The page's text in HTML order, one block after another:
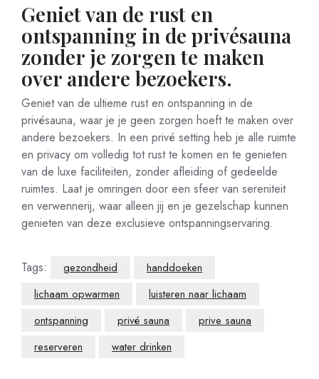
Geniet van de rust en
ontspanning in de privésauna
zonder je zorgen te maken
over andere bezoekers.
Geniet van de ultieme rust en ontspanning in de
privésauna, waar je je geen zorgen hoeft te maken over
andere bezoekers. In een privé setting heb je alle ruimte
en privacy om volledig tot rust te komen en te genieten
van de luxe faciliteiten, zonder afleiding of gedeelde
ruimtes. Laat je omringen door een sfeer van sereniteit
en verwennerij, waar alleen jij en je gezelschap kunnen
genieten van deze exclusieve ontspanningservaring.
Tags: gezondheid
handdoeken
lichaam opwarmen
luisteren naar lichaam
ontspanning
privé sauna
prive sauna
reserveren
water drinken